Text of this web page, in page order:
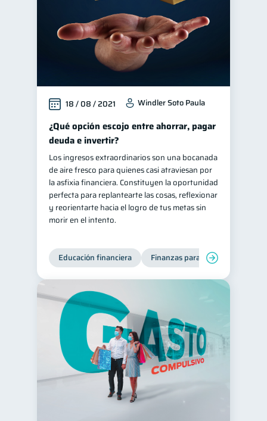
18 / 08 / 2021 Windler Soto Paula
¿Qué opción escojo entre ahorrar, pagar
deuda e invertir?
Los ingresos extraordinarios son una bocanada
de aire fresco para quienes casi atraviesan por
la asfixia financiera. Constituyen la oportunidad
perfecta para replantearte las cosas, reflexionar
y reorientarte hacia el logro de tus metas sin
morir en el intento.
Educación financiera Finanzas para jóvenes